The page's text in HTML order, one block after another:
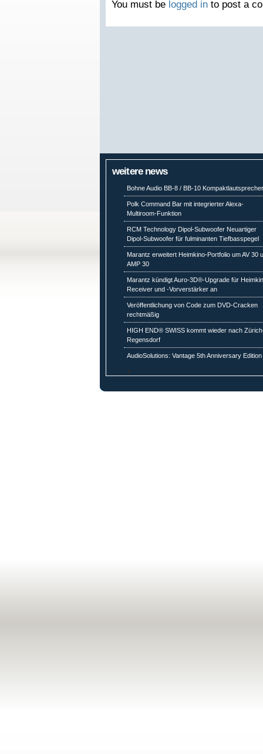
You must be logged in to post a
weitere news
Bohne Audio BB-8 / BB-10
Polk Command Bar mit integrierter Alexa-
Multiroom-Funktion
RCM Technology Dipol-Subwoofer Neuartiger
Dipol-Subwoofer für fulminanten Tiefbasspegel
Marantz erweitert Heimkino-Portfolio um AV 30
AMP 30
Marantz kündigt Auro-3D®-Upgrade für
Receiver und -Vorverstärker an
Veröffentlichung von Code zum DVD-Cracken
rechtmäßig
HIGH END® SWISS kommt wieder nach
Regensdorf
AudioSolutions: Vantage 5th Anniversary Edition